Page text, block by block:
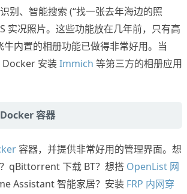
别、智能搜索 (“找一张去年海边的照
实况照片。这些功能放在几年前，只有高
牛内置的相册功能已做得非常好用。当
Docker 安装Immich 等第三方的相册应用
容器
容器，并提供非常好用的管理界面。想
qBittorrent 下载 BT？想搭 OpenList 网
Assistant 智能家居？安装 FRP 内网穿